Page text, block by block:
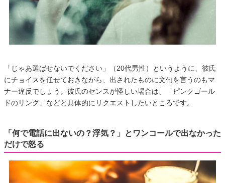
「じゃあ選ばせないでください」（20代男性）というように、彼氏
にチョイスを任せておきながら、出されたものに文句を言うのもマ
ナー違反でしょう。彼氏のセンスが怪しい場合は、「ピンクゴール
ドのリング」などと具体的にリクエストしたいところです。
「何で電話に出ないの？浮気？」とワンコールで出なかった
だけで怒る